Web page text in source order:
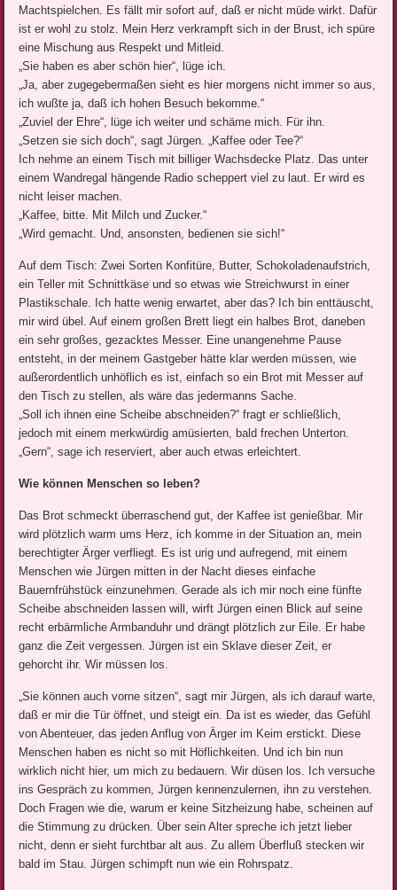
Machtspielchen. Es fällt mir sofort auf, daß er nicht müde wirkt. Dafür
ist er wohl zu stolz. Mein Herz verkrampft sich in der Brust, ich spüre
eine Mischung aus Respekt und Mitleid.
„Sie haben es aber schön hier“, lüge ich.
„Ja, aber zugegebermaßen sieht es hier morgens nicht immer so aus,
ich wußte ja, daß ich hohen Besuch bekomme.“
„Zuviel der Ehre“, lüge ich weiter und schäme mich. Für ihn.
„Setzen sie sich doch“, sagt Jürgen. „Kaffee oder Tee?“
Ich nehme an einem Tisch mit billiger Wachsdecke Platz. Das unter
einem Wandregal hängende Radio scheppert viel zu laut. Er wird es
nicht leiser machen.
„Kaffee, bitte. Mit Milch und Zucker.“
„Wird gemacht. Und, ansonsten, bedienen sie sich!“
Auf dem Tisch: Zwei Sorten Konfitüre, Butter, Schokoladenaufstrich,
ein Teller mit Schnittkäse und so etwas wie Streichwurst in einer
Plastikschale. Ich hatte wenig erwartet, aber das? Ich bin enttäuscht,
mir wird übel. Auf einem großen Brett liegt ein halbes Brot, daneben
ein sehr großes, gezacktes Messer. Eine unangenehme Pause
entsteht, in der meinem Gastgeber hätte klar werden müssen, wie
außerordentlich unhöflich es ist, einfach so ein Brot mit Messer auf
den Tisch zu stellen, als wäre das jedermanns Sache.
„Soll ich ihnen eine Scheibe abschneiden?“ fragt er schließlich,
jedoch mit einem merkwürdig amüsierten, bald frechen Unterton.
„Gern“, sage ich reserviert, aber auch etwas erleichtert.
Wie können Menschen so leben?
Das Brot schmeckt überraschend gut, der Kaffee ist genießbar. Mir
wird plötzlich warm ums Herz, ich komme in der Situation an, mein
berechtigter Ärger verfliegt. Es ist urig und aufregend, mit einem
Menschen wie Jürgen mitten in der Nacht dieses einfache
Bauernfrühstück einzunehmen. Gerade als ich mir noch eine fünfte
Scheibe abschneiden lassen will, wirft Jürgen einen Blick auf seine
recht erbärmliche Armbanduhr und drängt plötzlich zur Eile. Er habe
ganz die Zeit vergessen. Jürgen ist ein Sklave dieser Zeit, er
gehorcht ihr. Wir müssen los.
„Sie können auch vorne sitzen“, sagt mir Jürgen, als ich darauf warte,
daß er mir die Tür öffnet, und steigt ein. Da ist es wieder, das Gefühl
von Abenteuer, das jeden Anflug von Ärger im Keim erstickt. Diese
Menschen haben es nicht so mit Höflichkeiten. Und ich bin nun
wirklich nicht hier, um mich zu bedauern. Wir düsen los. Ich versuche
ins Gespräch zu kommen, Jürgen kennenzulernen, ihn zu verstehen.
Doch Fragen wie die, warum er keine Sitzheizung habe, scheinen auf
die Stimmung zu drücken. Über sein Alter spreche ich jetzt lieber
nicht, denn er sieht furchtbar alt aus. Zu allem Überfluß stecken wir
bald im Stau. Jürgen schimpft nun wie ein Rohrspatz.